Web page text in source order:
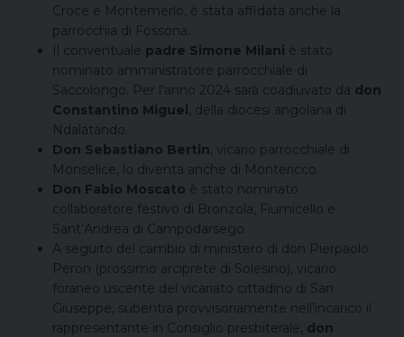
Croce e Montemerlo, è stata affidata anche la
parrocchia di Fossona.
Il conventuale padre Simone Milani è stato
nominato amministratore parrocchiale di
Saccolongo. Per l’anno 2024 sarà coadiuvato da don
Constantino Miguel, della diocesi angolana di
Ndalatando.
Don Sebastiano Bertin, vicario parrocchiale di
Monselice, lo diventa anche di Montericco.
Don Fabio Moscato è stato nominato
collaboratore festivo di Bronzola, Fiumicello e
Sant’Andrea di Campodarsego.
A seguito del cambio di ministero di don Pierpaolo
Peron (prossimo arciprete di Solesino), vicario
foraneo uscente del vicariato cittadino di San
Giuseppe, subentra provvisoriamente nell’incarico il
rappresentante in Consiglio presbiterale, don